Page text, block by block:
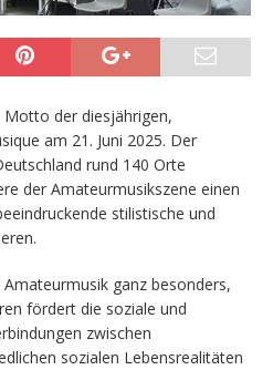
Motto der diesjährigen,
am 21. Juni 2025. Der
rund 140 Orte
der Amateurmusikszene einen
stilistische und
ganz besonders,
fördert die soziale und
zwischen
sozialen Lebensrealitäten